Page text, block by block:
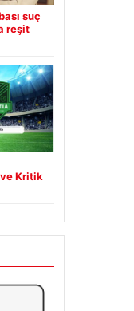
suç
reşit
ve Kritik